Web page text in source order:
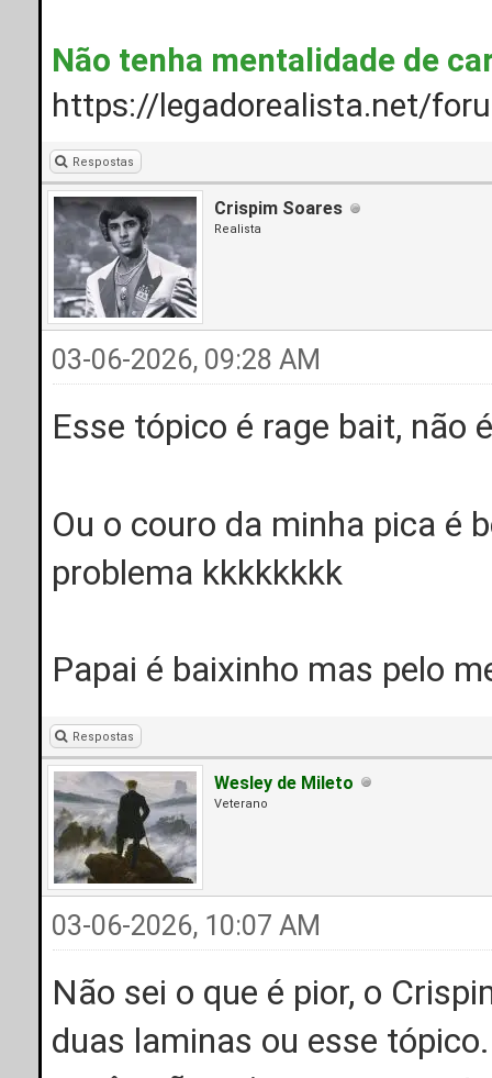
Não tenha mentalidade de
https://legadorealista.net/
Respostas
Crispim Soares
Realista
03-06-2026, 09:28 AM
Esse tópico é rage bait, não
Ou o couro da minha pica é
problema kkkkkkkk
Papai é baixinho mas pelo
Respostas
Wesley de Mileto
Veterano
03-06-2026, 10:07 AM
Não sei o que é pior, o
duas laminas ou esse